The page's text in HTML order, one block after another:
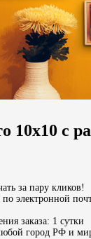
миру
10х10 с
за пару кликов!
по электронной
заказа: 1 сутки
город РФ и